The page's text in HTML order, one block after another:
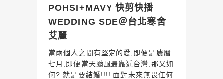
POHSI+MAVY 快剪快播
WEDDING SDE＠台北寒舍
艾麗
當兩個人之間有堅定的愛,即便是農曆
七月,即便當天颱風最靠近台灣,那又如
何? 就是要結婚!!!! 面對未來無畏任何